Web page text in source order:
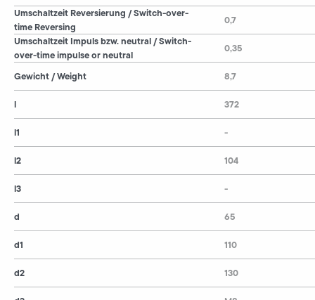
Umschaltzeit Reversierung / Switch-over-
time Reversing
Umschaltzeit Impuls bzw. neutral / Switch-
over-time impulse or neutral
Gewicht / Weight
l
l1
l2
l3
d
d1
d2
0,7
0,35
8,7
372
-
104
-
65
110
130